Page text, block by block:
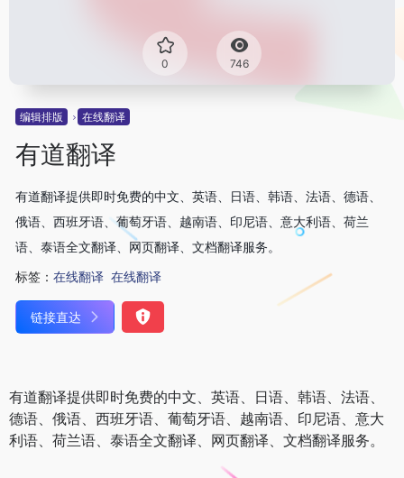
0 746
编辑排版 在线翻译
有道翻译
有道翻译提供即时免费的中文、英语、日语、韩语、法语、德语、
俄语、西班牙语、葡萄牙语、越南语、印尼语、意大利语、荷兰
语、泰语全文翻译、网页翻译、文档翻译服务。
标签： 在线翻译 在线翻译
链接直达
有道翻译提供即时免费的中文、英语、日语、韩语、法语、
德语、俄语、西班牙语、葡萄牙语、越南语、印尼语、意大
利语、荷兰语、泰语全文翻译、网页翻译、文档翻译服务。